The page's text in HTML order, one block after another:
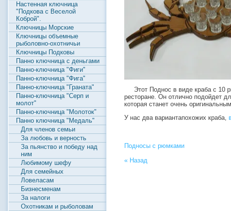
Этот Поднос в виде краба с 10
ресторане. Он отлично подойдет
которая станет очень
У нас два вариантапохожих краба,
Подносы с рюмками
« Назад
Настенная ключница
"Подкова с Веселой
Коброй".
Ключницы Морские
Ключницы объемные
рыболовно-охотничьи
Ключницы Подковы
Панно ключница с деньгами
Панно-ключница "Фиги"
Панно-ключница "Фига"
Панно-ключница "Граната"
Панно-ключница "Серп и
молот"
Панно-ключница "Молоток"
Панно ключница "Медаль"
Для членов семьи
За любовь и верность
За пьянство и победу над
ним
Любимому шефу
Для семейных
Ловеласам
Бизнесменам
За налоги
Охотникам и рыболовам